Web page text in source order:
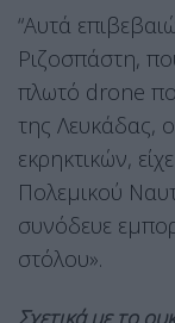
“Αυτά
Ριζοσπάστη,
πλωτό drone
της Λευκάδας,
εκρηκτικών,
Πολεμικού
συνόδευε
στόλου».